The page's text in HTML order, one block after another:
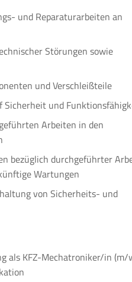
und Reparaturarbeiten an
Störungen sowie
und Verschleißteile
Sicherheit und
Arbeiten in den
bezüglich durchgeführter
Wartungen
von Sicherheits- und
als KFZ-Mechatroniker/in (m/